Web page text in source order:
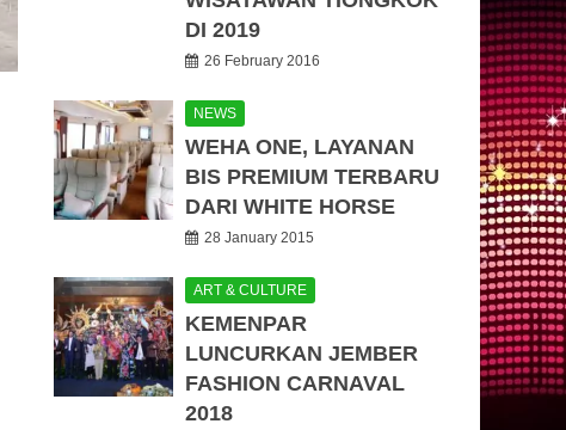
DI 2019
26 February 2016
NEWS
WEHA ONE, LAYANAN
BIS PREMIUM TERBARU
DARI WHITE HORSE
28 January 2015
ART & CULTURE
KEMENPAR
LUNCURKAN JEMBER
FASHION CARNAVAL
2018